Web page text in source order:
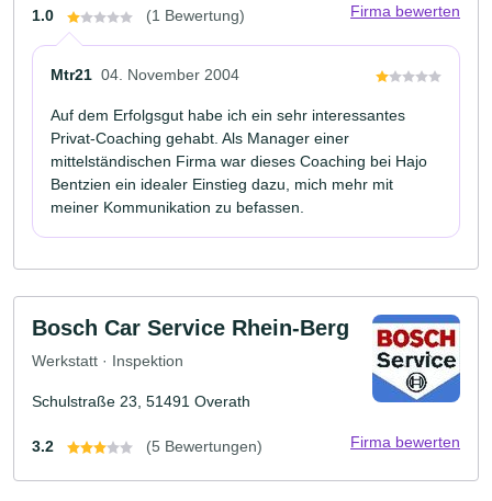
1.0 (1 Bewertung) Firma bewerten
Mtr21 04. November 2004
Auf dem Erfolgsgut habe ich ein sehr interessantes
Privat-Coaching gehabt. Als Manager einer
mittelständischen Firma war dieses Coaching bei Hajo
Bentzien ein idealer Einstieg dazu, mich mehr mit
meiner Kommunikation zu befassen.
Bosch Car Service Rhein-Berg
Werkstatt · Inspektion
Schulstraße 23, 51491 Overath
3.2 (5 Bewertungen) Firma bewerten